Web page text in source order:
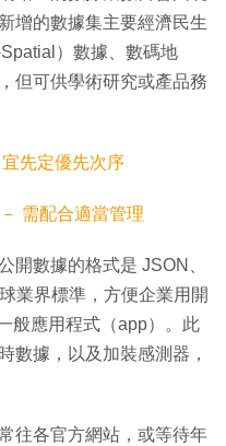
增的數據集主要經濟民生
）數據、數碼地
但可供學術研究或產品務
先定優先次序
需配合適當管理
開數據的格式是 JSON、
業界標準，方便企業用開
般應用程式（app）。此
數據，以及加裝感測器，
往各官方網站，或等待年